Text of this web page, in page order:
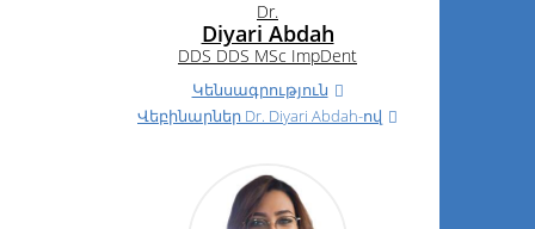
Dr.
Diyari Abdah
DDS DDS MSc ImpDent
Կենսագրություն
Վեբինարներ Dr. Diyari Abdah-ով